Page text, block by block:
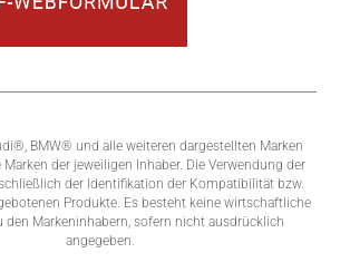
BMW® und alle weiteren dargestellten Marken
der jeweiligen Inhaber. Die Verwendung der
der Identifikation der Kompatibilität bzw.
Produkte. Es besteht keine wirtschaftliche
den Markeninhabern, sofern nicht ausdrücklich
angegeben.